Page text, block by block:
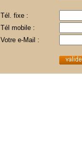
Tél. fixe :
Tél mobile :
Votre e-Mail :